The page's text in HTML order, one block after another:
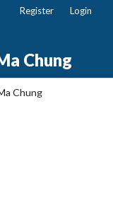
Chung
Register Login
Chung